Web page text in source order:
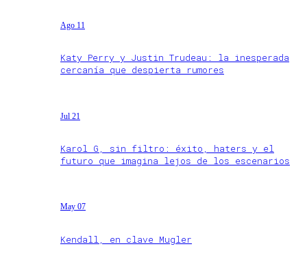
Ago 11
Katy Perry y Justin Trudeau: la inesperada
cercanía que despierta rumores
Jul 21
Karol G, sin filtro: éxito, haters y el
futuro que imagina lejos de los escenarios
May 07
Kendall, en clave Mugler